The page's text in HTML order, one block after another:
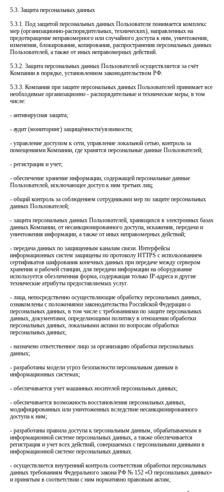
5.3. Защита персональных данных
5.3.1. Под защитой персональных данных Пользователя понимается комплекс
мер (организационно-распорядительных, технических), направленных на
предотвращение неправомерного или случайного доступа к ним, уничтожения,
изменения, блокирования, копирования, распространения персональных данных
Пользователей, а также от иных неправомерных действий.
5.3.2. Защита персональных данных Пользователей осуществляется за счёт
Компании в порядке, установленном законодательством РФ.
5.3.3. Компания при защите персональных данных Пользователей принимает все
необходимые организационно - распорядительные и технические меры, в том
числе:
- антивирусная защита;
- аудит (мониторинг) защищённости/уязвимости;
- управление доступом к сети, управление локальной сетью, контроль за
помещениями Компании, где хранятся персональные данные Пользователей;
- регистрация и учет;
- обеспечение хранение информации, содержащей персональные данные
Пользователей, исключающее доступ к ним третьих лиц;
- общий контроль за соблюдением сотрудниками мер по защите персональных
данных Пользователей;
- защита персональных данных Пользователей, хранящихся в электронных базах
данных Компании, от несанкционированного доступа, искажения, передачи и
уничтожения информации, а также от иных неправомерных действий;
- передача данных по защищенным каналам связи. Интерфейсы
информационных систем защищены по протоколу HTTPS с использованием
сертификатов шифрования конечных данных при передаче между сервером
хранения и рабочей станции, для передачи информации на оборудование
используется обезличенная форма, содержащая только IP-адреса и другие
технические атрибуты предоставляемых услуг.
- лица, непосредственно осуществляющие обработку персональных данных,
ознакомлены с положениями законодательства Российской Федерации о
персональных данных, в том числе с требованиями по защите персональных
данных, документами, определяющими политику в отношении обработки
персональных данных, локальными актами по вопросам обработки
персональных данных;
- назначено ответственное лицо за организацию обработки персональных
данных;
- разработаны модели угроз безопасности персональным данным в
информационных системах;
- обеспечивается учет машинных носителей персональных данных;
- обеспечивается возможность восстановления персональных данных,
модифицированных или уничтоженных вследствие несанкционированного
доступа к ним;
- разработаны правила доступа к персональным данным, обрабатываемым в
информационной системе персональных данных, а также обеспечивается
регистрация и учет всех действий, совершаемых с персональными данными в
информационной системе персональных данных.
- осуществляется внутренний контроль соответствия обработки персональных
данных требованиям Федерального закона РФ № 152 «О персональных данных»
и принятым в соответствии с ним нормативно правовым актам;